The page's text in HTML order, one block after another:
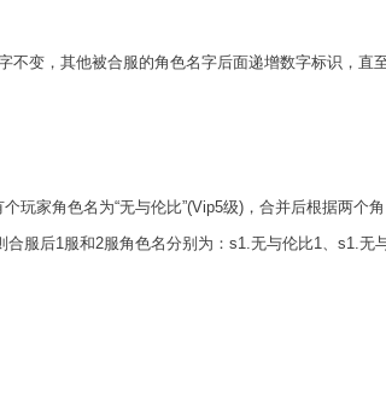
变，其他被合服的角色名字后面递增数字标识，直
家角色名为“无与伦比”(Vip5级)，合并后根据两个角
服后1服和2服角色名分别为：s1.无与伦比1、s1.无